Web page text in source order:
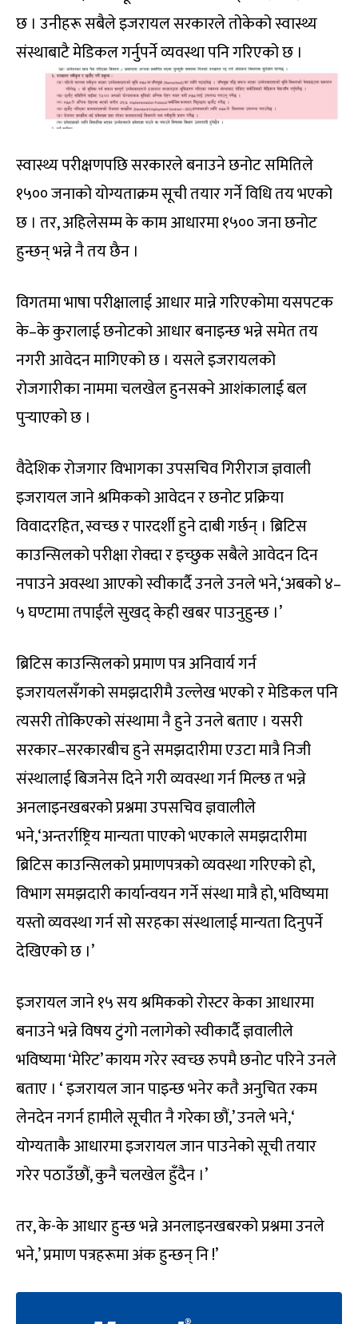
छ । उनीहरू सबैले इजरायल सरकारले तोकेको स्वास्थ्य
संस्थाबाटै मेडिकल गर्नुपर्ने व्यवस्था पनि गरिएको छ ।
स्वास्थ्य परीक्षणपछि सरकारले बनाउने छनोट समितिले
१५०० जनाको योग्यताक्रम सूची तयार गर्ने विधि तय भएको
छ । तर, अहिलेसम्म के काम आधारमा १५०० जना छनोट
हुन्छन् भन्ने नै तय छैन ।
विगतमा भाषा परीक्षालाई आधार मान्ने गरिएकोमा यसपटक
के–के कुरालाई छनोटको आधार बनाइन्छ भन्ने समेत तय
नगरी आवेदन मागिएको छ । यसले इजरायलको
रोजगारीका नाममा चलखेल हुनसक्ने आशंकालाई बल
पुर्‍याएको छ ।
वैदेशिक रोजगार विभागका उपसचिव गिरीराज ज्ञवाली
इजरायल जाने श्रमिकको आवेदन र छनोट प्रक्रिया
विवादरहित, स्वच्छ र पारदर्शी हुने दाबी गर्छन् । ब्रिटिस
काउन्सिलको परीक्षा रोक्दा र इच्छुक सबैले आवेदन दिन
नपाउने अवस्था आएको स्वीकार्दै उनले उनले भने,‘अबको ४–
५ घण्टामा तपाईंले सुखद् केही खबर पाउनुहुन्छ ।’
ब्रिटिस काउन्सिलको प्रमाण पत्र अनिवार्य गर्न
इजरायलसँगको समझदारीमै उल्लेख भएको र मेडिकल पनि
त्यसरी तोकिएको संस्थामा नै हुने उनले बताए । यसरी
सरकार–सरकारबीच हुने समझदारीमा एउटा मात्रै निजी
संस्थालाई बिजनेस दिने गरी व्यवस्था गर्न मिल्छ त भन्ने
अनलाइनखबरको प्रश्नमा उपसचिव ज्ञवालीले
भने,‘अन्तर्राष्ट्रिय मान्यता पाएको भएकाले समझदारीमा
ब्रिटिस काउन्सिलको प्रमाणपत्रको व्यवस्था गरिएको हो,
विभाग समझदारी कार्यान्वयन गर्ने संस्था मात्रै हो, भविष्यमा
यस्तो व्यवस्था गर्न सो सरहका संस्थालाई मान्यता दिनुपर्ने
देखिएको छ ।’
इजरायल जाने १५ सय श्रमिकको रोस्टर केका आधारमा
बनाउने भन्ने विषय टुंगो नलागेको स्वीकार्दै ज्ञवालीले
भविष्यमा ‘मेरिट’ कायम गरेर स्वच्छ रुपमै छनोट परिने उनले
बताए । ‘ इजरायल जान पाइन्छ भनेर कतै अनुचित रकम
लेनदेन नगर्न हामीले सूचीत नै गरेका छौं,’ उनले भने,‘
योग्यताकै आधारमा इजरायल जान पाउनेको सूची तयार
गरेर पठाउँछौं, कुनै चलखेल हुँदैन ।’
तर, के-के आधार हुन्छ भन्ने अनलाइनखबरको प्रश्नमा उनले
भने,’ प्रमाण पत्रहरूमा अंक हुन्छन् नि !’